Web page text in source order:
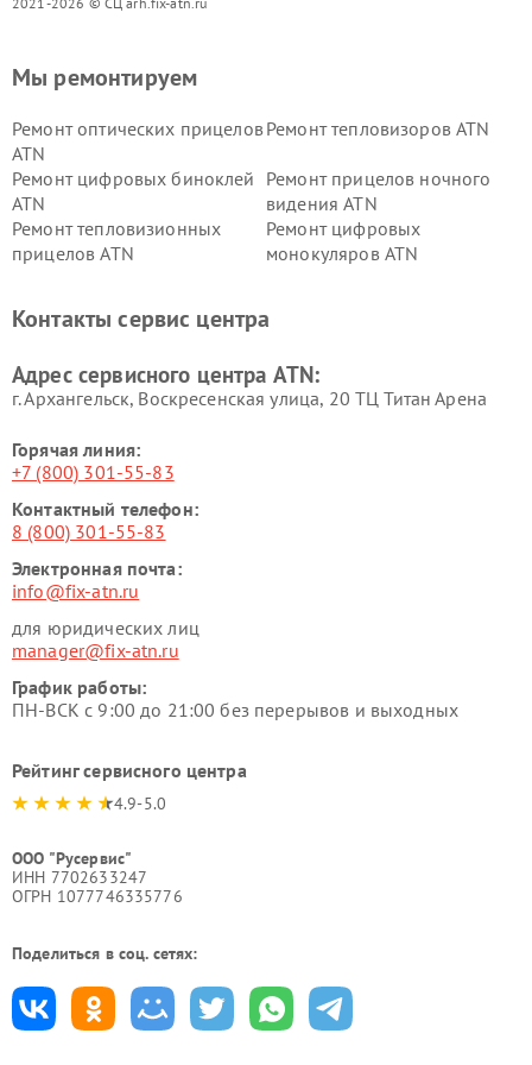
Мы ремонтируем
Ремонт оптических прицелов
ATN
Ремонт тепловизоров ATN
Ремонт цифровых биноклей
ATN
Ремонт прицелов ночного
видения ATN
Ремонт тепловизионных
прицелов ATN
Ремонт цифровых
монокуляров ATN
Контакты сервис центра
Адрес сервисного центра ATN:
г. Архангельск, Воскресенская улица, 20 ТЦ Титан Арена
Горячая линия:
+7 (800) 301-55-83
Контактный телефон:
8 (800) 301-55-83
Электронная почта:
info@fix-atn.ru
для юридических лиц
manager@fix-atn.ru
График работы:
ПН-ВСК с 9:00 до 21:00 без перерывов и выходных
Рейтинг сервисного центра
4.9-5.0
ООО "Русервис"
ИНН 7702633247
ОГРН 1077746335776
Поделиться в соц. сетях: